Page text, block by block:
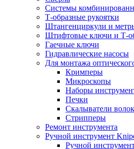
Системы
Т-образные рукоятки
Штангенциркули и
Штифтовые ключи и Т-
Гаечные ключи
Гидравлические насосы
Для монтажа
Кримперы
Микроскопы
Наборы
Печки
Скалыватели
Стрипперы
Ремонт инструмента
Ручной инструмент
Ручной